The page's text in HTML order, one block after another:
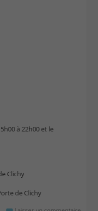
à 22h00 et le
Clichy
de Clichy